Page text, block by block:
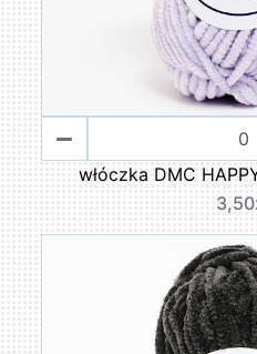
włóczka DMC